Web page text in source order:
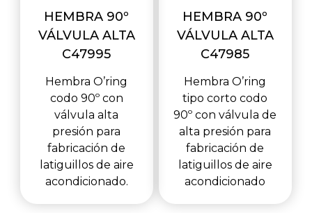
HEMBRA 90º
VÁLVULA ALTA
C47995
Hembra O’ring
codo 90º con
válvula alta
presión para
fabricación de
latiguillos de aire
acondicionado.
HEMBRA 90º
VÁLVULA ALTA
C47985
Hembra O’ring
tipo corto codo
90º con válvula de
alta presión para
fabricación de
latiguillos de aire
acondicionado